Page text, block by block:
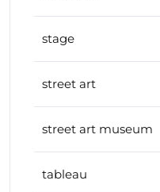
stage
street art
street art museum
tableau